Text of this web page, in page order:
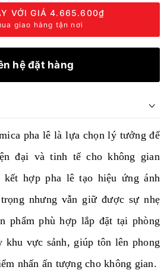
VỚI GIÁ4.665.600₫
giao hàng tận nơi
hệ đặt hàng
pha lê là lựa chọn lý tưởng để
đại và tinh tế cho không gian
kết hợp pha lê tạo hiệu ứng ánh
nhưng vẫn giữ được sự nhẹ
phẩm phù hợp lắp đặt tại phòng
khu vực sảnh, giúp tôn lên phong
nhấn ấn tượng cho không gian.